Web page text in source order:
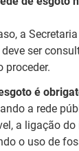
a
deve ser
proceder.
é
a rede
a ligação
o uso de